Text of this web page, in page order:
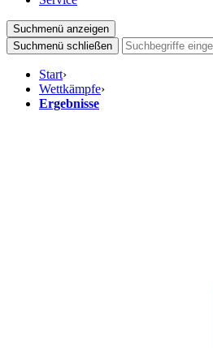
Suchmenü anzeigen
Suchmenü schließen
Start›
Wettkämpfe›
Ergebnisse